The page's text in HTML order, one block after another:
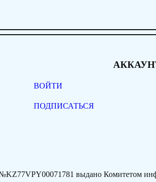
ВОЙТИ
ПОДПИСАТЬСЯ
выдано Комитетом